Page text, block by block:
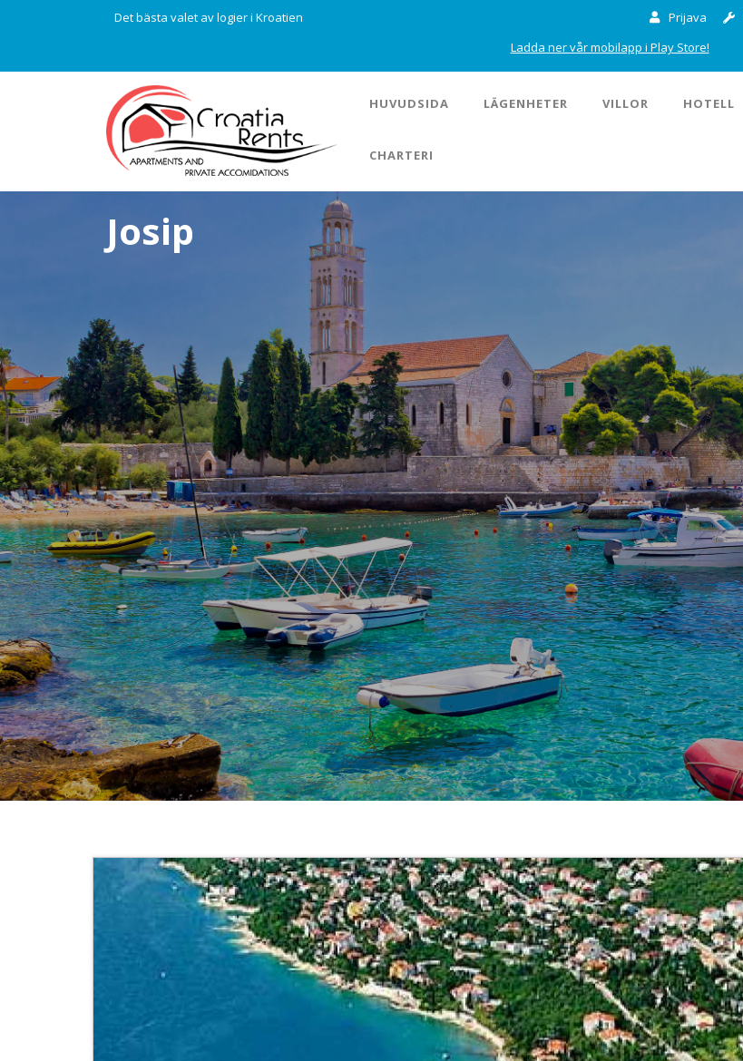
Det bästa valet av logier i Kroatien Prijava
Ladda ner vår mobilapp i Play Store!
HUVUDSIDA LÄGENHETER VILLOR HOTELL
CHARTERI
Josip